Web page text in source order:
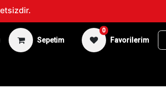
Sepetim
0
Favorilerim